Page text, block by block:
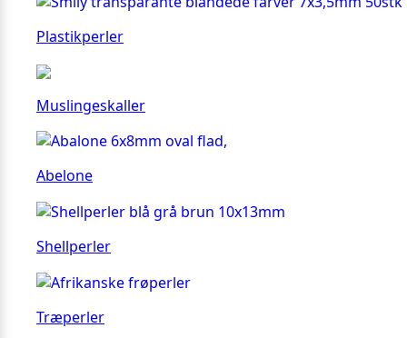
Plastikperler
Muslingeskaller
Abelone
Shellperler
Træperler